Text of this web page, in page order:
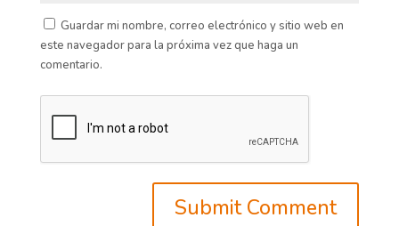
Guardar mi nombre, correo electrónico y sitio web en
este navegador para la próxima vez que haga un
comentario.